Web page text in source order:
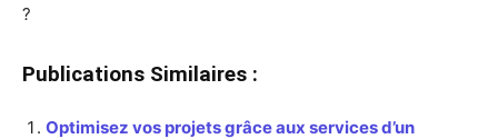
?
Publications Similaires :
Optimisez vos projets grâce aux services d’un